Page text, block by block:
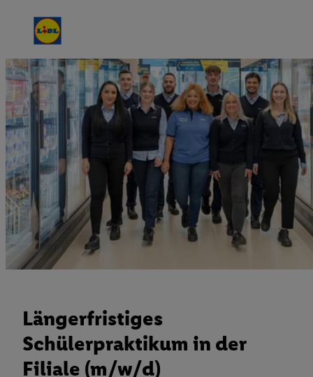
Längerfristiges
Schülerpraktikum in der
Filiale (m/w/d)